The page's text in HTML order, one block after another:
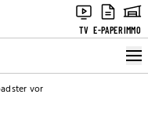
TV E-PAPERIMMO
vor